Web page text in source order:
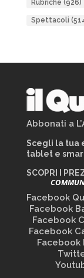
Rubriche (926)
Spettacoli
Abbonati a
Scegli la tua
tablet e
SCOPRI I
Facebook
Facebook
Facebook
Facebook
Facebook